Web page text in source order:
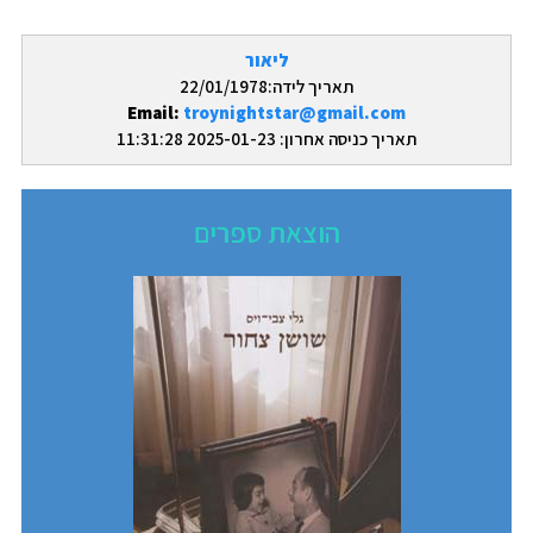
ליאור
תאריך לידה:22/01/1978
Email: troynightstar@gmail.com
תאריך כניסה אחרון: 2025-01-23 11:31:28
הוצאת ספרים